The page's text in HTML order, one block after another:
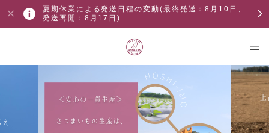
夏期休業による発送日程の変動(最終発送：8月10日、
発送再開：8月17日)